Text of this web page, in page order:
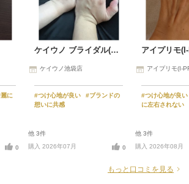
に
0
ケイウノ ブライダル(K.UNO BRIDAL)
ケイウノ池袋店
#つけ心地が良い
#ブランドの
想いに共感
他 3件
購入 2026年07月
0
アイプリモ
アイプリモ(I-
#つけ心地が良い
に左右されない
他 3件
購入 2026年08月
もっと口コミを見る